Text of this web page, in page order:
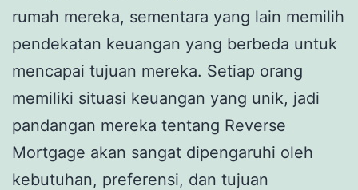
rumah mereka, sementara yang lain memilih
pendekatan keuangan yang berbeda untuk
mencapai tujuan mereka. Setiap orang
memiliki situasi keuangan yang unik, jadi
pandangan mereka tentang Reverse
Mortgage akan sangat dipengaruhi oleh
kebutuhan, preferensi, dan tujuan